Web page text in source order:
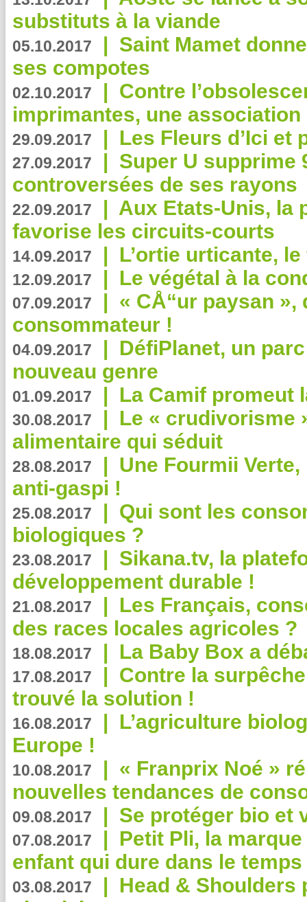
substituts à la viande
05.10.2017 | Saint Mamet
ses compotes
02.10.2017 | Contre
imprimantes, une
29.09.2017 | Les Fleurs d’Ici et
27.09.2017 | Super U supprime
controversées de ses rayons
22.09.2017 | Aux Etats-Unis, la
favorise les circuits-courts
14.09.2017 | L’ortie urticante,
12.09.2017 | Le végétal à la
07.09.2017 | « CÅ“ur paysan
consommateur !
04.09.2017 | DéfiPlanet, un
nouveau genre
01.09.2017 | La Camif promeut
30.08.2017 | Le « crudivorisme
alimentaire qui séduit
28.08.2017 | Une Fourmii
anti-gaspi !
25.08.2017 | Qui sont les
biologiques ?
23.08.2017 | Sikana.tv, la
développement durable !
21.08.2017 | Les Français,
des races locales agricoles ?
18.08.2017 | La Baby Box a
17.08.2017 | Contre la
trouvé la solution !
16.08.2017 | L’agriculture
Europe !
10.08.2017 | « Franprix Noé »
nouvelles tendances de
09.08.2017 | Se protéger bio et
07.08.2017 | Petit Pli, la
enfant qui dure dans le temps
03.08.2017 | Head & Shoulders